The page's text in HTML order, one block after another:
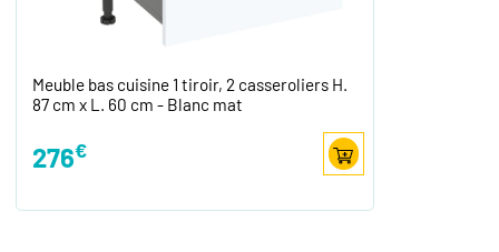
Meuble bas cuisine 1 tiroir, 2 casseroliers H.
87 cm x L. 60 cm - Blanc mat
276€